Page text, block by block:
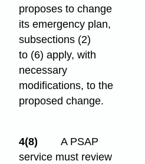
proposes to change
its emergency plan,
subsections (2)
to (6) apply, with
necessary
modifications, to the
proposed change.
4(8)
A PSAP
service must review